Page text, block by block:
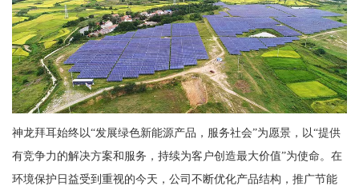
神龙拜耳始终以“发展绿色新能源产品，服务社会”为愿景，以“提供
有竞争力的解决方案和服务，持续为客户创造最大价值”为使命。在
环境保护日益受到重视的今天，公司不断优化产品结构，推广节能